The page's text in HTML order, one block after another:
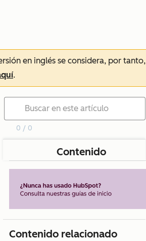
en inglés se considera, por tanto,
.
0 / 0
Contenido
Contenido relacionado